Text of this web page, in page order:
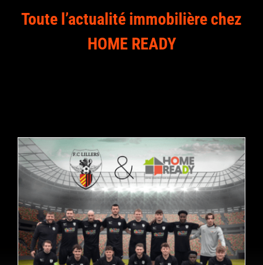
Toute l’actualité immobilière chez
HOME READY